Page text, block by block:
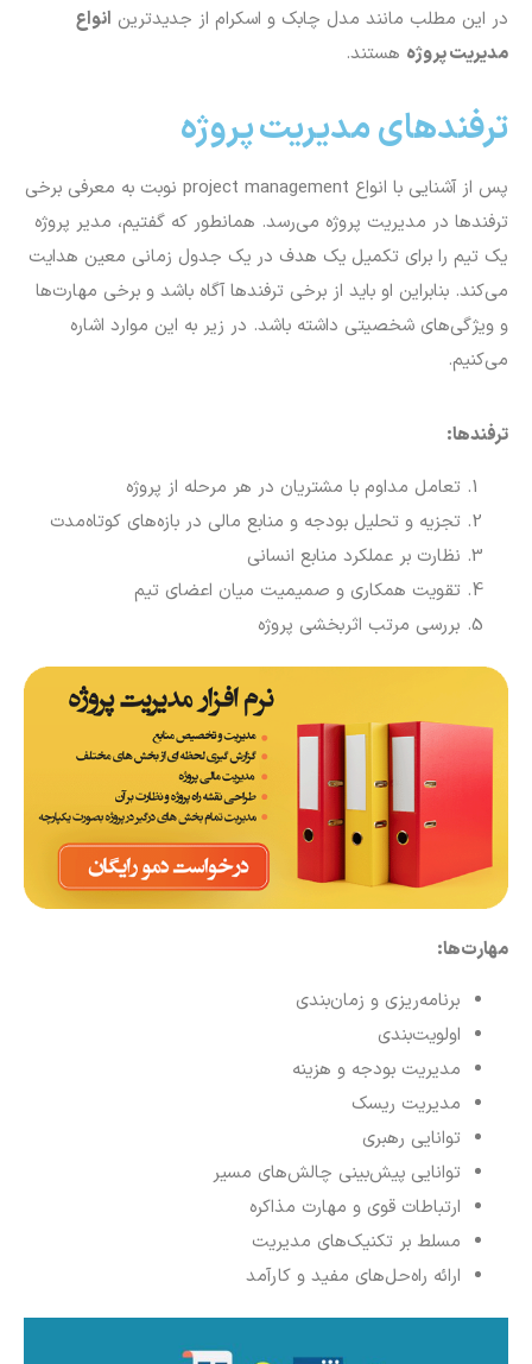
در این مطلب مانند مدل چابک و اسکرام از جدید‌ترین انواع
مدیریت پروژه هستند.
ترفندهای مدیریت پروژه
پس از آشنایی با انواع project management نوبت به معرفی برخی
ترفندها در مدیریت پروژه می‌رسد. همانطور که گفتیم، مدیر پروژه
یک تیم را برای تکمیل یک هدف در یک جدول زمانی معین هدایت
می‌کند. بنابراین او باید از برخی ترفندها آگاه باشد و برخی مهارت‌ها
و ویژگی‌های شخصیتی داشته باشد. در زیر به این موارد اشاره
می‌کنیم.
ترفندها:
تعامل مداوم با مشتریان در هر مرحله از پروژه
تجزیه و تحلیل بودجه و منابع مالی در بازه‌های کوتاه‌مدت
نظارت بر عملکرد منابع انسانی
تقویت همکاری و صمیمیت میان اعضای تیم
بررسی مرتب اثربخشی پروژه
مهارت‌ها:
برنامه‌ریزی و زمان‌بندی
اولویت‌بندی
مدیریت بودجه و هزینه
مدیریت ریسک
توانایی رهبری
توانایی پیش‌بینی چالش‌های مسیر
ارتباطات قوی و مهارت مذاکره
مسلط بر تکنیک‌های مدیریت
ارائه راه‌حل‌های مفید و کارآمد